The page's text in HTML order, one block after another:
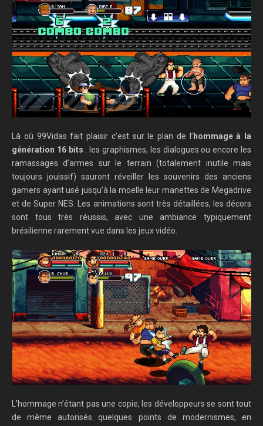
Là où 99Vidas fait plaisir c’est sur le plan de l’ hommage à la
génération 16 bits : les graphismes, les dialogues ou encore les
ramassages d’armes sur le terrain (totalement inutile mais
toujours jouissif) sauront réveiller les souvenirs des anciens
gamers ayant usé jusqu’à la moelle leur manettes de Megadrive
et de Super NES. Les animations sont très détaillées, les décors
sont tous très réussis, avec une ambiance typiquement
brésilienne rarement vue dans les jeux vidéo.
L’hommage n’étant pas une copie, les développeurs se sont tout
de même autorisés quelques points de modernismes, en